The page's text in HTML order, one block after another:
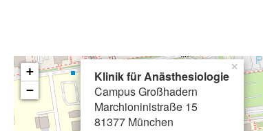
Klinik für Anästhesiologie
Campus Großhadern
Marchioninistraße 15
81377 München
×
+
−